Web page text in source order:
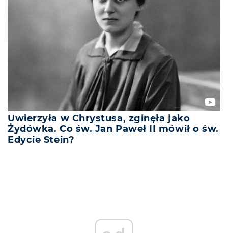
Uwierzyła w Chrystusa, zginęła jako
Żydówka. Co św. Jan Paweł II mówił o św.
Edycie Stein?